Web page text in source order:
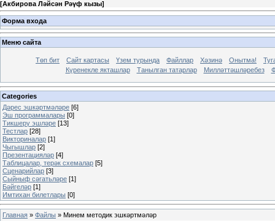
[Акбирова Ләйсән Рәүф кызы]
Форма входа
Меню сайта
Төп бит Сайт картасы Үзем турында Файллар Хәзинә Онытма!
Күренекле якташлар
Танылган татарлар Милләттәшләребез
Categories
Дәрес эшкәртмәләре [6]
Эш программалары [0]
Тикшерү эшләре [13]
Тестлар [28]
Викториналар [1]
Чыгышлар [2]
Презентацияләр [4]
Таблицалар, терәк схемалар [5]
Сценарийлар [3]
Сыйныф сәгатьләре [1]
Бәйгеләр [1]
Имтихан билетлары [0]
Главная » Файлы » Минем методик эшкәртмәләр